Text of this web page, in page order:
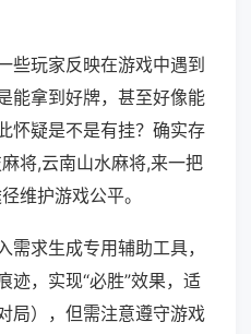
些玩家反映在游戏中遇到
能拿到好牌，甚至好像能
怀疑是不是有挂？确实存
将,云南山水麻将,来一把
维护游戏公平。
需求生成专用辅助工具，
迹，实现“必胜”效果，适
局），但需注意遵守游戏